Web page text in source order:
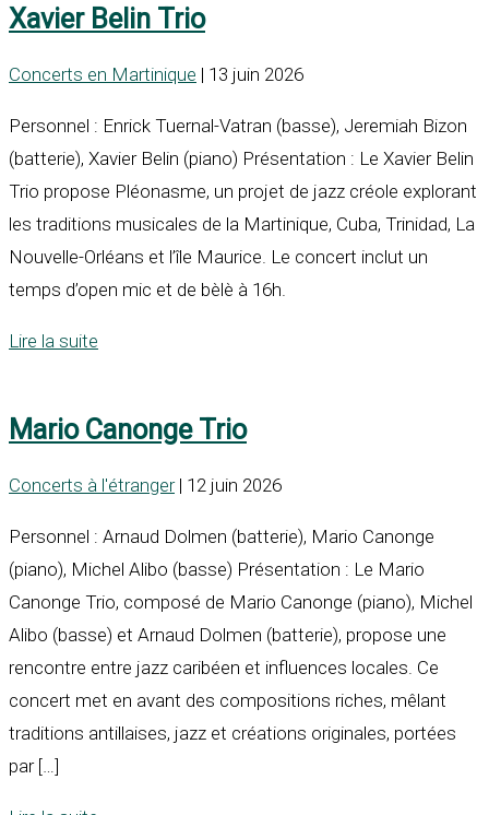
Xavier Belin Trio
Concerts en Martinique | 13 juin 2026
Personnel : Enrick Tuernal-Vatran (basse), Jeremiah Bizon
(batterie), Xavier Belin (piano) Présentation : Le Xavier Belin
Trio propose Pléonasme, un projet de jazz créole explorant
les traditions musicales de la Martinique, Cuba, Trinidad, La
Nouvelle-Orléans et l’île Maurice. Le concert inclut un
temps d’open mic et de bèlè à 16h.
Lire la suite
Mario Canonge Trio
Concerts à l'étranger| 12 juin 2026
Personnel : Arnaud Dolmen (batterie), Mario Canonge
(piano), Michel Alibo (basse) Présentation : Le Mario
Canonge Trio, composé de Mario Canonge (piano), Michel
Alibo (basse) et Arnaud Dolmen (batterie), propose une
rencontre entre jazz caribéen et influences locales. Ce
concert met en avant des compositions riches, mêlant
traditions antillaises, jazz et créations originales, portées
par […]